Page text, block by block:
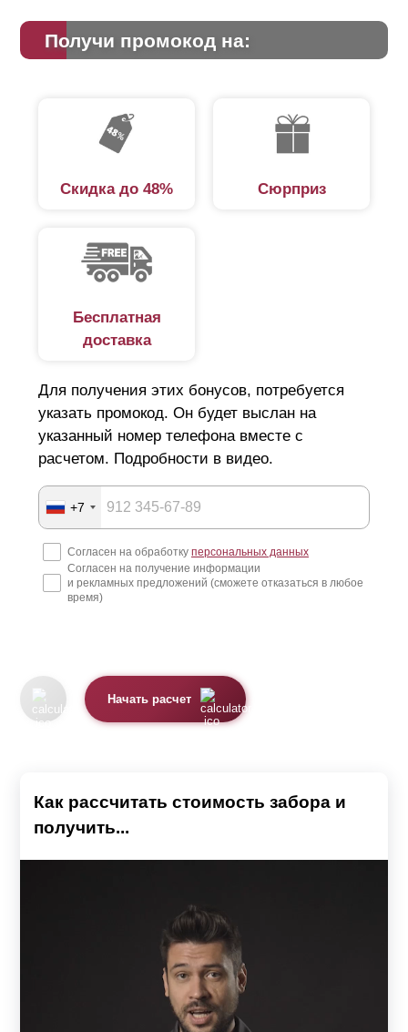
Получи промокод на:
Скидка до 48% Сюрприз
Бесплатная
доставка
Для получения этих бонусов, потребуется
указать промокод. Он будет выслан на
указанный номер телефона вместе с
расчетом. Подробности в видео.
+7
Согласен на обработку персональных данных
Согласен на получение информации
и рекламных предложений (сможете отказаться в любое
время)
Начать расчет
Как рассчитать стоимость забора и
получить...